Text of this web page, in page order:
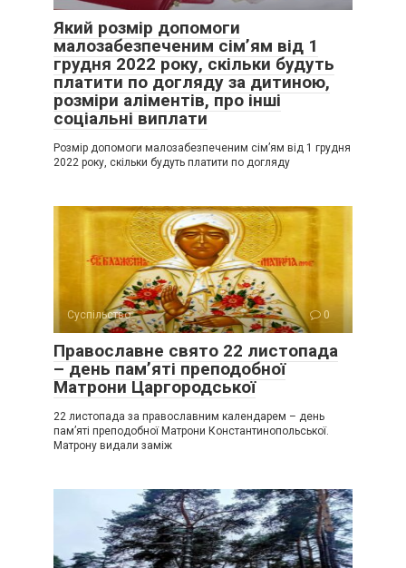
Який розмір допомоги
малозабезпеченим сім’ям від 1
грудня 2022 року, скільки будуть
платити по догляду за дитиною,
розміри аліментів, про інші
соціальні виплати
Розмір допомоги малозабезпеченим сім’ям від 1 грудня
2022 року, скільки будуть платити по догляду
Суспільство 0
Православне свято 22 листопада
– день пам’яті преподобної
Матрони Царгородської
22 листопада за православним календарем – день
пам’яті преподобної Матрони Константинопольської.
Матрону видали заміж